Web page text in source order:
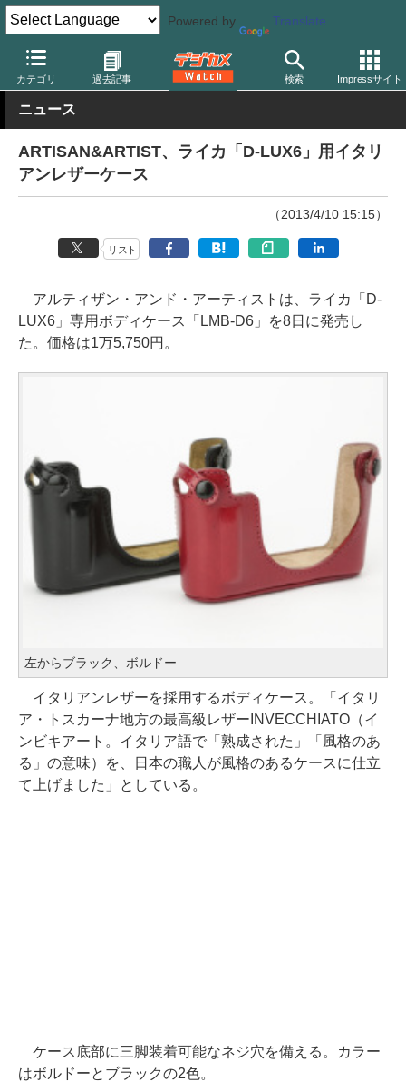
Powered by Translate
カテゴリ 過去記事 検索 Impressサイト
デジカメ Watch カメラ レンズ一体型（コンパクト）カメラ ラ
ニュース
ARTISAN&ARTIST、ライカ「D-LUX6」用イタリ
アンレザーケース
（2013/4/10 15:15）
リスト
アルティザン・アンド・アーティストは、ライカ「D-
LUX6」専用ボディケース「LMB-D6」を8日に発売し
た。価格は1万5,750円。
左からブラック、ボルドー
イタリアンレザーを採用するボディケース。「イタリ
ア・トスカーナ地方の最高級レザーINVECCHIATO（イ
ンビキアート。イタリア語で「熟成された」「風格のあ
る」の意味）を、日本の職人が風格のあるケースに仕立
て上げました」としている。
ケース底部に三脚装着可能なネジ穴を備える。カラー
はボルドーとブラックの2色。